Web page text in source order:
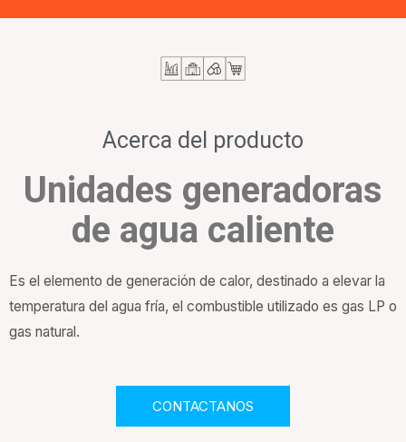
Acerca del producto
Unidades generadoras
de agua caliente
Es el elemento de generación de calor, destinado a elevar la
temperatura del agua fría, el combustible utilizado es gas LP o
gas natural.
CONTACTANOS